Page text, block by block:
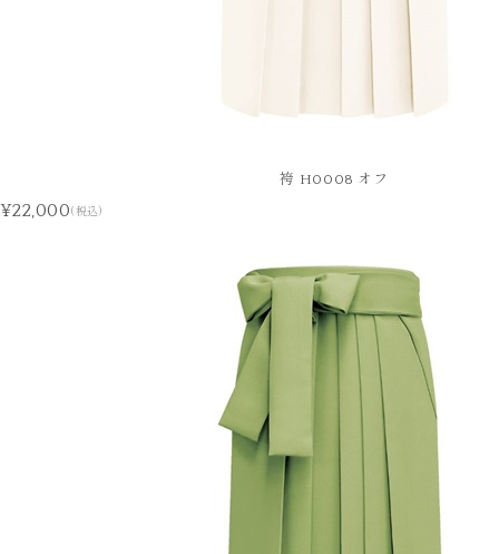
袴 H0008 オフ
¥22,000(税込)